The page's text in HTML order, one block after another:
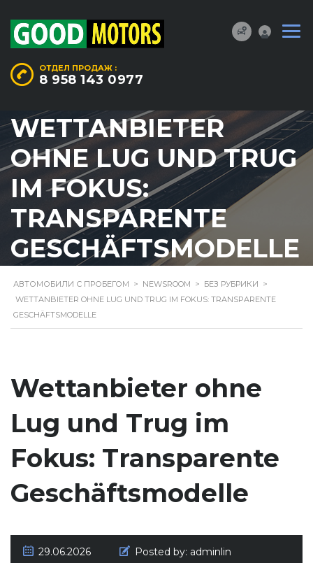
ОТДЕЛ ПРОДАЖ :
8 958 143 0977
WETTANBIETER
OHNE LUG UND TRUG
IM FOKUS:
TRANSPARENTE
GESCHÄFTSMODELLE
АВТОМОБИЛИ С ПРОБЕГОМ > NEWSROOM > БЕЗ РУБРИКИ >
WETTANBIETER OHNE LUG UND TRUG IM FOKUS: TRANSPARENTE
GESCHÄFTSMODELLE
Wettanbieter ohne
Lug und Trug im
Fokus: Transparente
Geschäftsmodelle
29.06.2026 Posted by: adminlin